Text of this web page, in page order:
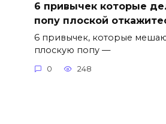
6 привычек которые
попу плоской
6 привычек, которые
плоскую попу —
0 248